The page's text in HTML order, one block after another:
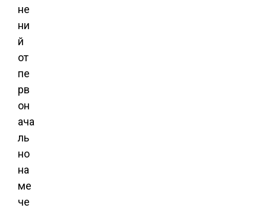
не
ни
й
от
пе
рв
он
ача
ль
но
на
ме
че